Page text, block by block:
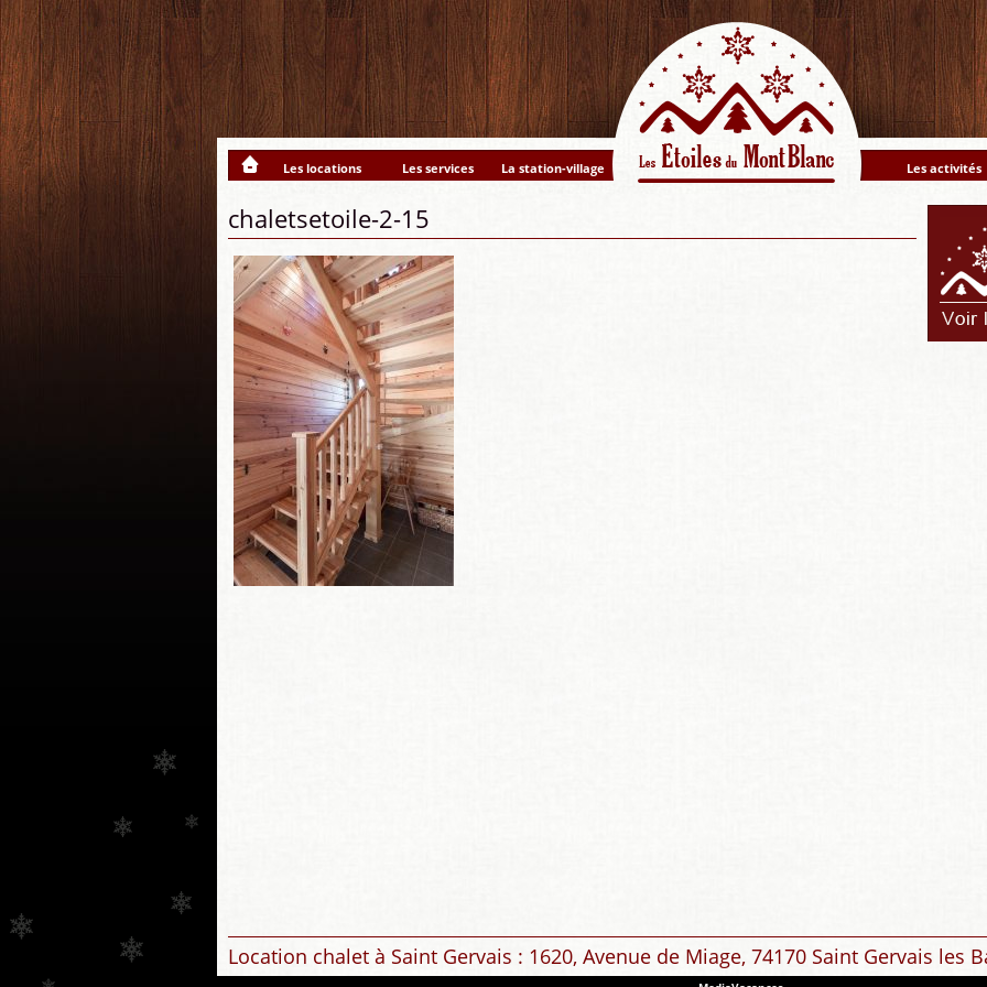
Les locations Les services La station-village Les activités
chaletsetoile-2-15
Location chalet à Saint Gervais : 1620, Avenue de Miage, 74170 Saint Gervais les